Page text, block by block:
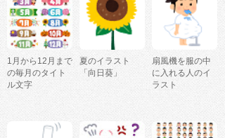
1月から12月まで
の毎月のタイト
ル文字
夏のイラスト
「向日葵」
扇風機を服の中
に入れる人のイ
ラスト